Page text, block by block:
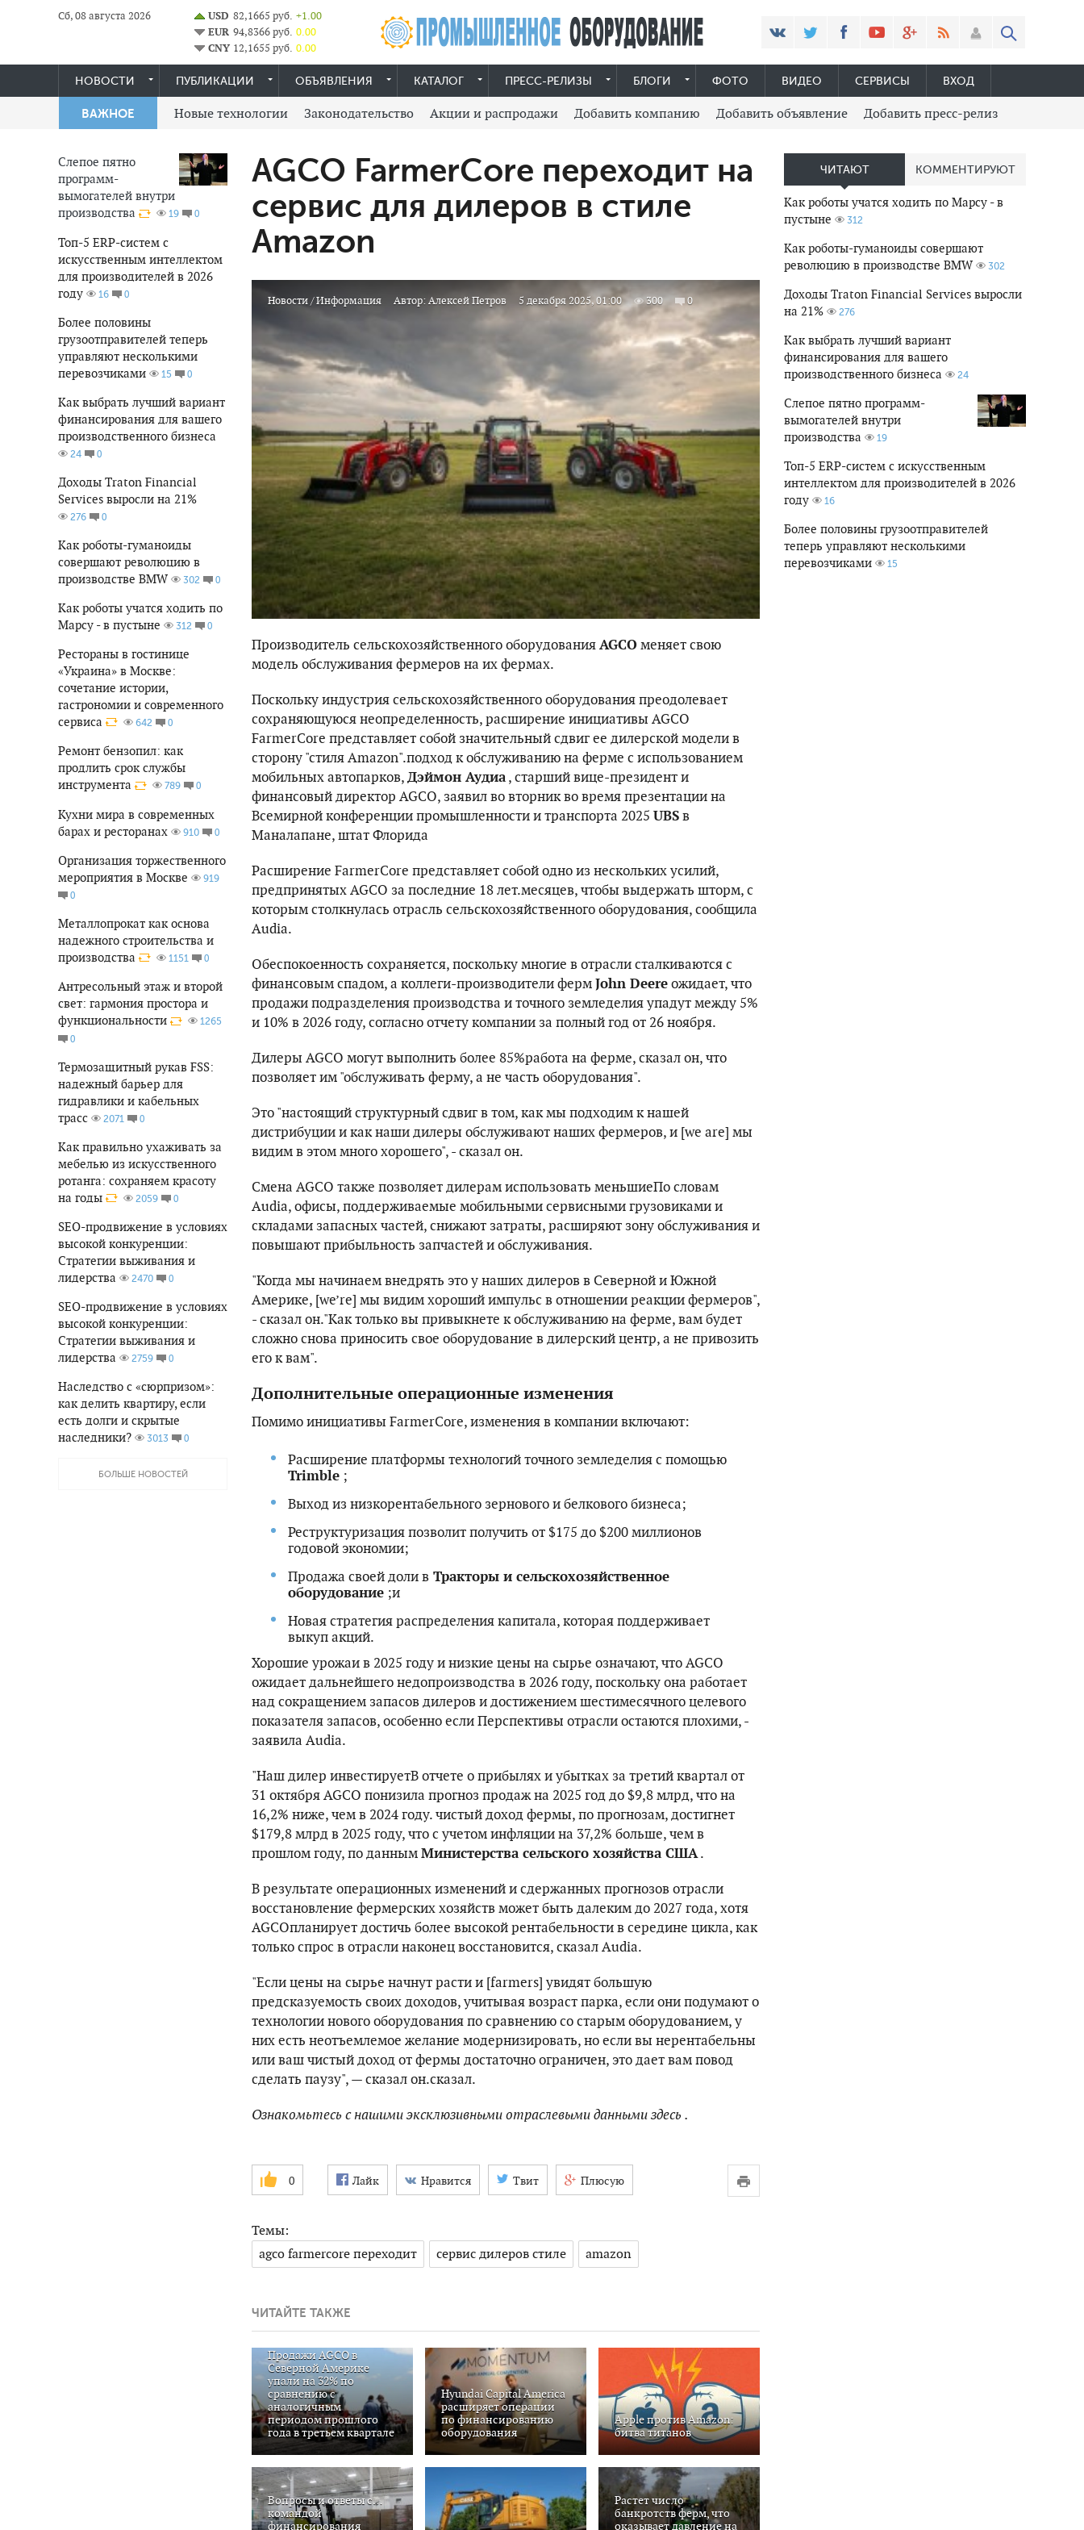
Сб, 08 августа 2026 USD 82,1665 руб. +1.00
EUR 94,8366 руб. 0.00
CNY 12,1655 руб. 0.00
НОВОСТИ ПУБЛИКАЦИИ ОБЪЯВЛЕНИЯ КАТАЛОГ ПРЕСС-РЕЛИЗЫ БЛОГИ ФОТО ВИДЕО СЕРВИСЫ ВХОД
ВАЖНОЕ Новые технологии Законодательство Акции и распродажи Добавить компанию Добавить объявление Добавить пресс-релиз
Слепое пятно
программ-
вымогателей внутри
производства
19 0
Топ-5 ERP-систем с
искусственным интеллектом
для производителей в 2026
году
16 0
Более половины
грузоотправителей теперь
управляют несколькими
перевозчиками
15 0
Как выбрать лучший вариант
финансирования для вашего
производственного бизнеса
24 0
Доходы Traton Financial
Services выросли на 21%
276 0
Как роботы-гуманоиды
совершают революцию в
производстве BMW
302 0
Как роботы учатся ходить по
Марсу - в пустыне
312 0
Рестораны в гостинице
«Украина» в Москве:
сочетание истории,
гастрономии и современного
сервиса
642 0
Ремонт бензопил: как
продлить срок службы
инструмента
789 0
Кухни мира в современных
барах и ресторанах
910 0
Организация торжественного
мероприятия в Москве
919
0
Металлопрокат как основа
надежного строительства и
производства
1151 0
Антресольный этаж и второй
свет: гармония простора и
функциональности
1265
0
Термозащитный рукав FSS:
надежный барьер для
гидравлики и кабельных
трасс
2071 0
Как правильно ухаживать за
мебелью из искусственного
ротанга: сохраняем красоту
на годы
2059 0
SEO-продвижение в условиях
высокой конкуренции:
Стратегии выживания и
лидерства
2470 0
SEO-продвижение в условиях
высокой конкуренции:
Стратегии выживания и
лидерства
2759 0
Наследство с «сюрпризом»:
как делить квартиру, если
есть долги и скрытые
наследники?
3013 0
БОЛЬШЕ НОВОСТЕЙ
AGCO FarmerCore переходит на
сервис для дилеров в стиле
Amazon
Новости/Информация Автор:Алексей Петров 5 декабря 2025, 01:00 300 0
Производитель сельскохозяйственного оборудованияAGCO меняет свою
модель обслуживания фермеров на их фермах.
Поскольку индустрия сельскохозяйственного оборудования преодолевает
сохраняющуюся неопределенность, расширение инициативы AGCO
FarmerCore представляет собой значительный сдвиг ее дилерской модели в
сторону "стиля Amazon".подход к обслуживанию на ферме с использованием
мобильных автопарков,Дэймон Аудиа, старший вице-президент и
финансовый директор AGCO, заявил во вторник во время презентации на
Всемирной конференции промышленности и транспорта 2025 UBSв
Маналапане, штат Флорида
Расширение FarmerCore представляет собой одно из нескольких усилий,
предпринятых AGCO за последние 18 лет.месяцев, чтобы выдержать шторм, с
которым столкнулась отрасль сельскохозяйственного оборудования, сообщила
Audia.
Обеспокоенность сохраняется, поскольку многие в отрасли сталкиваются с
финансовым спадом, а коллеги-производители фермJohn Deereожидает, что
продажи подразделения производства и точного земледелия упадут между 5%
и 10% в 2026 году, согласно отчету компании за полный год от 26 ноября.
Дилеры AGCO могут выполнить более 85%работа на ферме, сказал он, что
позволяет им "обслуживать ферму, а не часть оборудования".
Это "настоящий структурный сдвиг в том, как мы подходим к нашей
дистрибуции и как наши дилеры обслуживают наших фермеров, и [we are] мы
видим в этом много хорошего", - сказал он.
Смена AGCO также позволяет дилерам использовать меньшиеПо словам
Audia, офисы, поддерживаемые мобильными сервисными грузовиками и
складами запасных частей, снижают затраты, расширяют зону обслуживания и
повышают прибыльность запчастей и обслуживания.
"Когда мы начинаем внедрять это у наших дилеров в Северной и Южной
Америке, [we’re] мы видим хороший импульс в отношении реакции фермеров",
- сказал он."Как только вы привыкнете к обслуживанию на ферме, вам будет
сложно снова приносить свое оборудование в дилерский центр, а не привозить
его к вам".
Дополнительные операционные изменения
Помимо инициативы FarmerCore, изменения в компании включают:
Расширение платформы технологий точного земледелия с помощью
Trimble ;
Выход из низкорентабельного зернового и белкового бизнеса;
Реструктуризация позволит получить от $175 до $200 миллионов
годовой экономии;
Продажа своей доли в Тракторы и сельскохозяйственное
оборудование ;и
Новая стратегия распределения капитала, которая поддерживает
выкуп акций.
Хорошие урожаи в 2025 году и низкие цены на сырье означают, что AGCO
ожидает дальнейшего недопроизводства в 2026 году, поскольку она работает
над сокращением запасов дилеров и достижением шестимесячного целевого
показателя запасов, особенно если Перспективы отрасли остаются плохими, -
заявила Audia.
"Наш дилер инвестируетВ отчете о прибылях и убытках за третий квартал от
31 октября AGCO понизила прогноз продаж на 2025 год до $9,8 млрд, что на
16,2% ниже, чем в 2024 году. чистый доход фермы, по прогнозам, достигнет
$179,8 млрд в 2025 году, что с учетом инфляции на 37,2% больше, чем в
прошлом году, по даннымМинистерства сельского хозяйства США.
В результате операционных изменений и сдержанных прогнозов отрасли
восстановление фермерских хозяйств может быть далеким до 2027 года, хотя
AGCOпланирует достичь более высокой рентабельности в середине цикла, как
только спрос в отрасли наконец восстановится, сказал Audia.
"Если цены на сырье начнут расти и [farmers] увидят большую
предсказуемость своих доходов, учитывая возраст парка, если они подумают о
технологии нового оборудования по сравнению со старым оборудованием, у
них есть неотъемлемое желание модернизировать, но если вы нерентабельны
или ваш чистый доход от фермы достаточно ограничен, это дает вам повод
сделать паузу", — сказал он.сказал.
Ознакомьтесь с нашими эксклюзивными отраслевыми даннымиздесь.
0 Лайк Нравится Твит Плюсую
Темы:
agco farmercore переходит
сервис дилеров стиле amazon
ЧИТАЙТЕ ТАКЖЕ
Продажи AGCO в
Северной Америке
упали на 32% по
сравнению с
аналогичным
периодом прошлого
года в третьем квартале
Hyundai Capital America
расширяет операции
по финансированию
оборудования
Apple против Amazon:
битва титанов
Вопросы и ответы с…
командой
финансирования
Растет число
банкротств ферм, что
оказывает давление на
ЧИТАЮТ КОММЕНТИРУЮТ
Как роботы учатся ходить по Марсу - в
пустыне
312
Как роботы-гуманоиды совершают
революцию в производстве BMW
302
Доходы Traton Financial Services выросли
на 21%
276
Как выбрать лучший вариант
финансирования для вашего
производственного бизнеса
24
Слепое пятно программ-
вымогателей внутри
производства
19
Топ-5 ERP-систем с искусственным
интеллектом для производителей в 2026
году
16
Более половины грузоотправителей
теперь управляют несколькими
перевозчиками
15